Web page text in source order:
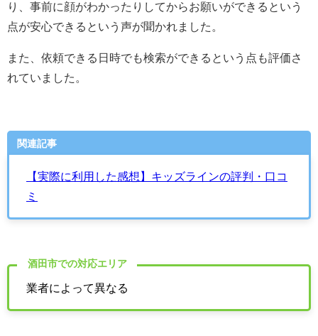
り、事前に顔がわかったりしてからお願いができるという
点が安心できるという声が聞かれました。
また、依頼できる日時でも検索ができるという点も評価さ
れていました。
関連記事
【実際に利用した感想】キッズラインの評判・口コ
ミ
酒田市での対応エリア
業者によって異なる